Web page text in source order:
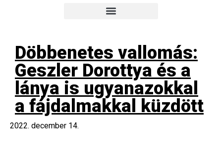
Döbbenetes vallomás:
Geszler Dorottya és a
lánya is ugyanazokkal
a fájdalmakkal küzdött
2022. december 14.